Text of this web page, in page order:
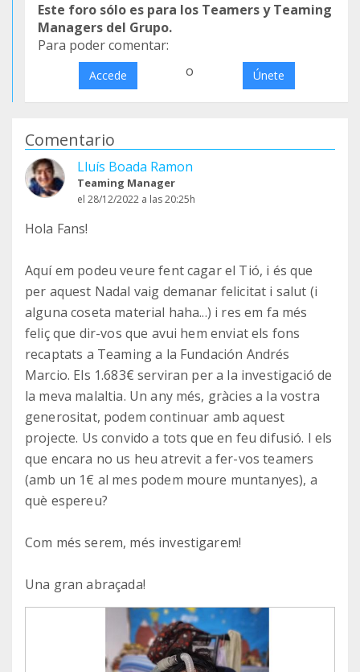
Este foro sólo es para los Teamers y Teaming
Managers del Grupo.
Para poder comentar:
Accede o Únete
Comentario
Lluís Boada Ramon
Teaming Manager
el 28/12/2022 a las 20:25h
Hola Fans!
Aquí em podeu veure fent cagar el Tió, i és que
per aquest Nadal vaig demanar felicitat i salut (i
alguna coseta material haha...) i res em fa més
feliç que dir-vos que avui hem enviat els fons
recaptats a Teaming a la Fundación Andrés
Marcio. Els 1.683€ serviran per a la investigació de
la meva malaltia. Un any més, gràcies a la vostra
generositat, podem continuar amb aquest
projecte. Us convido a tots que en feu difusió. I els
que encara no us heu atrevit a fer-vos teamers
(amb un 1€ al mes podem moure muntanyes), a
què espereu?
Com més serem, més investigarem!
Una gran abraçada!